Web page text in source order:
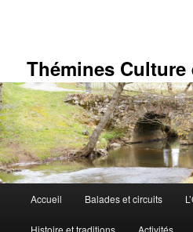
Thémines
principal
Accueil Balades et circuits
Histoire et traditions Activités